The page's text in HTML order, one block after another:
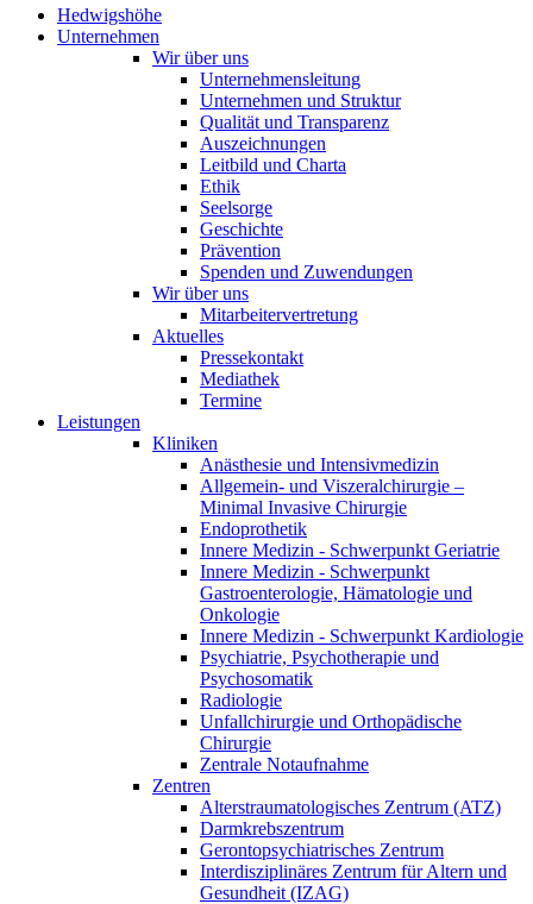
Hedwigshöhe
Unternehmen
Wir über uns
Unternehmensleitung
Unternehmen und Struktur
Qualität und Transparenz
Auszeichnungen
Leitbild und Charta
Ethik
Seelsorge
Geschichte
Prävention
Spenden und Zuwendungen
Wir über uns
Mitarbeitervertretung
Aktuelles
Pressekontakt
Mediathek
Termine
Leistungen
Kliniken
Anästhesie und Intensivmedizin
Allgemein- und Viszeralchirurgie –
Minimal Invasive Chirurgie
Endoprothetik
Innere Medizin - Schwerpunkt Geriatrie
Innere Medizin - Schwerpunkt
Gastroenterologie, Hämatologie und
Onkologie
Innere Medizin - Schwerpunkt Kardiologie
Psychiatrie, Psychotherapie und
Psychosomatik
Radiologie
Unfallchirurgie und Orthopädische
Chirurgie
Zentrale Notaufnahme
Zentren
Alterstraumatologisches Zentrum (ATZ)
Darmkrebszentrum
Gerontopsychiatrisches Zentrum
Interdisziplinäres Zentrum für Altern und
Gesundheit (IZAG)